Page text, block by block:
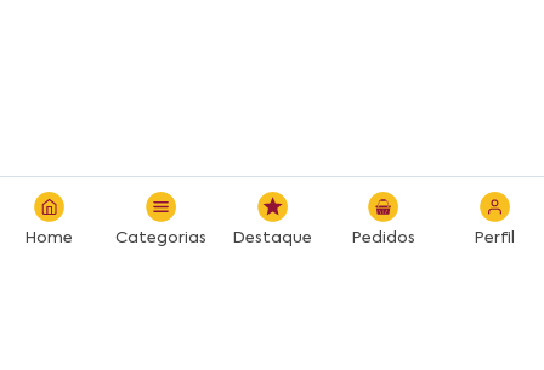
Home Categorias Destaque Pedidos Perfil